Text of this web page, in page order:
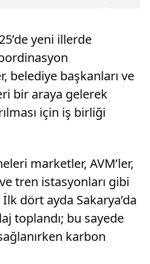
yeni illerde
belediye başkanları ve
bir araya gelerek
için iş birliği
marketler, AVM’ler,
tren istasyonları gibi
dört ayda Sakarya’da
toplandı; bu sayede
karbon